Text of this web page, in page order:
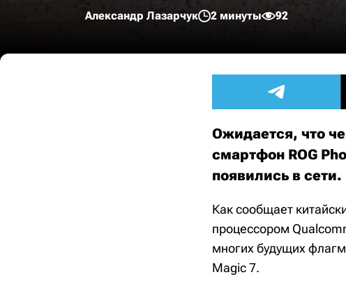
Александр Лазарчук 2 минуты 92
Ожидается, что
смартфон ROG
появились в сети.
Как сообщает
процессором
многих будущих
Magic 7.